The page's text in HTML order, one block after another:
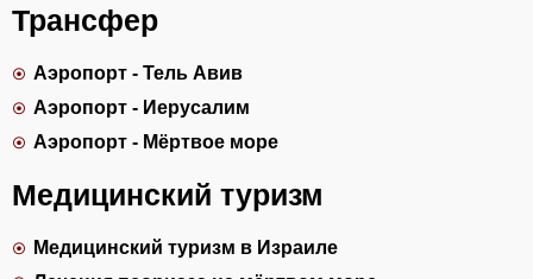
Трансфер
Аэропорт - Тель Авив
Аэропорт - Иерусалим
Аэропорт - Мёртвое море
Медицинский туризм
Медицинский туризм в Израиле